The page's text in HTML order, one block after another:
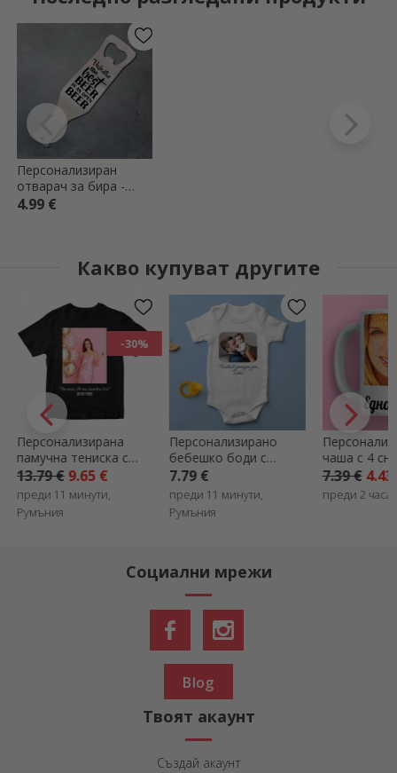
Персонализиран
отварач за бира -
Най-добрата бира е
4.99 €
Какво купуват другите
-30%
Персонализирана
памучна тениска с
портретна снимка и
текст
13.79 €9.65 €
преди 11 минути,
Румъния
Персонализирано
бебешко боди с
снимка и текст
7.79 €
преди 11 минути,
Румъния
чаша с 4
послание
7.39 €4.43
преди 2
Социални мрежи
Blog
Твоят акаунт
Създай акаунт